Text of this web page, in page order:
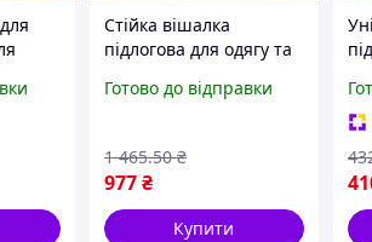
Стійка вішалка
підлогова для одягу та
компактна для
передпокої спальні
FLAME
Готово до відправки
977 ₴
1 465.50 ₴
Купити